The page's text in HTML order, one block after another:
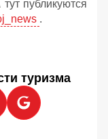
тут публикуются
.
туризма